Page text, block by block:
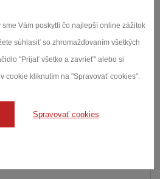
Vám poskytli čo najlepší online zážitok
súhlasiť so zhromažďovaním všetkých
"Prijať všetko a zavrieť" alebo si
cookie kliknutím na "Spravovať cookies".
Spravovať cookies